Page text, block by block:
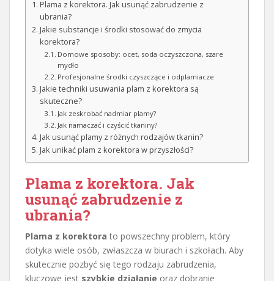
Plama z korektora. Jak usunąć zabrudzenie z
ubrania?
Jakie substancje i środki stosować do zmycia
korektora?
Domowe sposoby: ocet, soda oczyszczona, szare
mydło
Profesjonalne środki czyszczące i odplamiacze
Jakie techniki usuwania plam z korektora są
skuteczne?
Jak zeskrobać nadmiar plamy?
Jak namaczać i czyścić tkaniny?
Jak usunąć plamy z różnych rodzajów tkanin?
Jak unikać plam z korektora w przyszłości?
Plama z korektora. Jak
usunąć zabrudzenie z
ubrania?
Plama z korektora to powszechny problem, który
dotyka wiele osób, zwłaszcza w biurach i szkołach. Aby
skutecznie pozbyć się tego rodzaju zabrudzenia,
kluczowe jest szybkie działanie oraz dobranie